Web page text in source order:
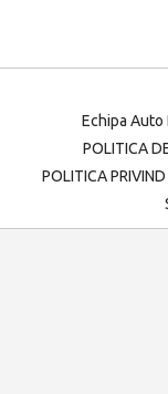
Echipa Auto
POLITICA
POLITICA